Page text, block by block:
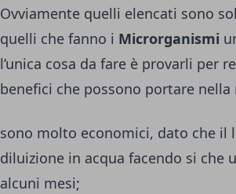
Ovviamente quelli elencati sono
quelli che fanno i Microrganismi
l’unica cosa da fare è provarli per
benefici che possono portare
sono molto economici, dato che il
diluizione in acqua facendo si che
alcuni mesi;